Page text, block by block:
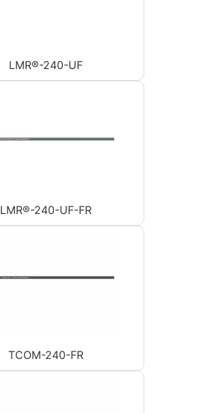
LMR®-240-UF
LMR®-240-UF-FR
TCOM-240-FR